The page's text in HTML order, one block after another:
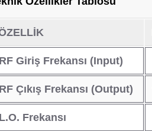
RF Giriş Frekansı (Input)
RF Çıkış Frekansı (Output)
L.O. Frekansı